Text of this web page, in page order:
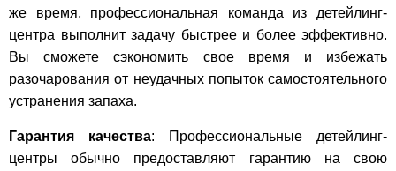
же время, профессиональная команда из детейлинг-
центра выполнит задачу быстрее и более эффективно.
Вы сможете сэкономить свое время и избежать
разочарования от неудачных попыток самостоятельного
устранения запаха.
Гарантия качества: Профессиональные детейлинг-
центры обычно предоставляют гарантию на свою